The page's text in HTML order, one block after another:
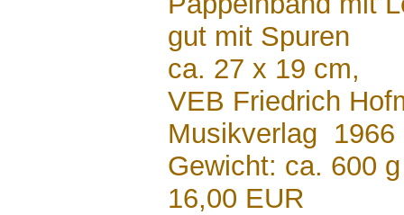
gut mit Spuren
ca. 27 x 19 cm,
VEB Friedrich
Musikverlag 1966
Gewicht: ca. 600 g
16,00 EUR